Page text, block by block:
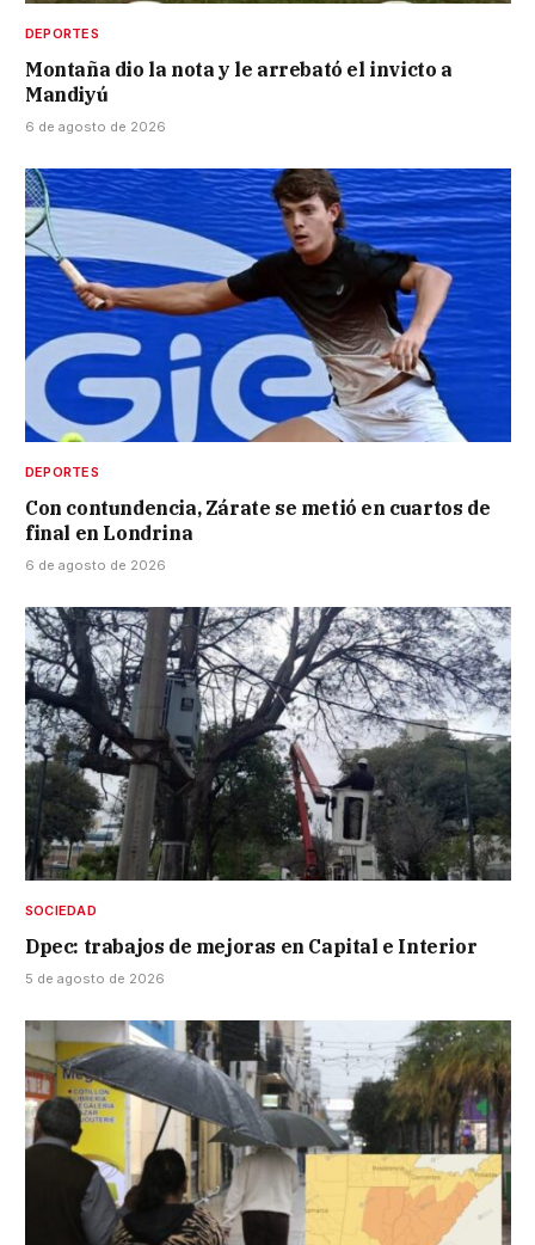
DEPORTES
Montaña dio la nota y le arrebató el invicto a
Mandiyú
6 de agosto de 2026
DEPORTES
Con contundencia, Zárate se metió en cuartos de
final en Londrina
6 de agosto de 2026
SOCIEDAD
Dpec: trabajos de mejoras en Capital e Interior
5 de agosto de 2026